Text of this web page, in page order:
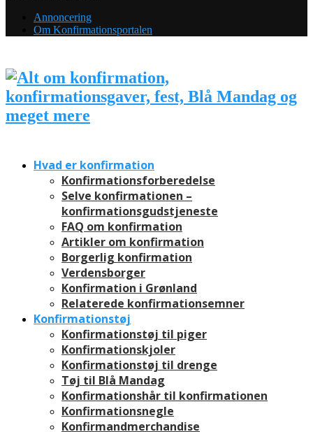
Annoncering
Om Konfirmationsportalen
Hvad er konfirmation
Konfirmationsforberedelse
Selve konfirmationen –
konfirmationsgudstjeneste
FAQ om konfirmation
Artikler om konfirmation
Borgerlig konfirmation
Verdensborger
Konfirmation i Grønland
Relaterede konfirmationsemner
Konfirmationstøj
Konfirmationstøj til piger
Konfirmationskjoler
Konfirmationstøj til drenge
Tøj til Blå Mandag
Konfirmationshår til konfirmationen
Konfirmationsnegle
Konfirmandmerchandise